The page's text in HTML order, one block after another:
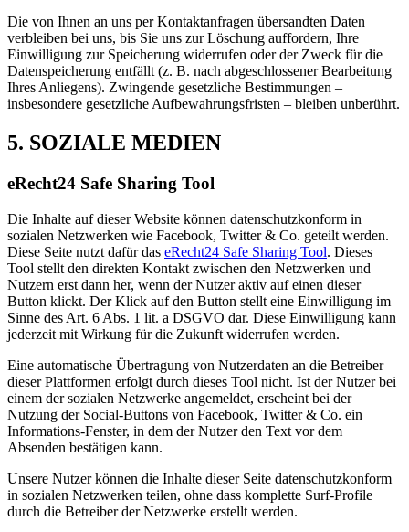
Die von Ihnen an uns per Kontaktanfragen übersandten Daten
verbleiben bei uns, bis Sie uns zur Löschung auffordern, Ihre
Einwilligung zur Speicherung widerrufen oder der Zweck für die
Datenspeicherung entfällt (z. B. nach abgeschlossener Bearbeitung
Ihres Anliegens). Zwingende gesetzliche Bestimmungen –
insbesondere gesetzliche Aufbewahrungsfristen – bleiben unberührt.
5. SOZIALE MEDIEN
eRecht24 Safe Sharing Tool
Die Inhalte auf dieser Website können datenschutzkonform in
sozialen Netzwerken wie Facebook, Twitter & Co. geteilt werden.
Diese Seite nutzt dafür das eRecht24 Safe Sharing Tool. Dieses
Tool stellt den direkten Kontakt zwischen den Netzwerken und
Nutzern erst dann her, wenn der Nutzer aktiv auf einen dieser
Button klickt. Der Klick auf den Button stellt eine Einwilligung im
Sinne des Art. 6 Abs. 1 lit. a DSGVO dar. Diese Einwilligung kann
jederzeit mit Wirkung für die Zukunft widerrufen werden.
Eine automatische Übertragung von Nutzerdaten an die Betreiber
dieser Plattformen erfolgt durch dieses Tool nicht. Ist der Nutzer bei
einem der sozialen Netzwerke angemeldet, erscheint bei der
Nutzung der Social-Buttons von Facebook, Twitter & Co. ein
Informations-Fenster, in dem der Nutzer den Text vor dem
Absenden bestätigen kann.
Unsere Nutzer können die Inhalte dieser Seite datenschutzkonform
in sozialen Netzwerken teilen, ohne dass komplette Surf-Profile
durch die Betreiber der Netzwerke erstellt werden.